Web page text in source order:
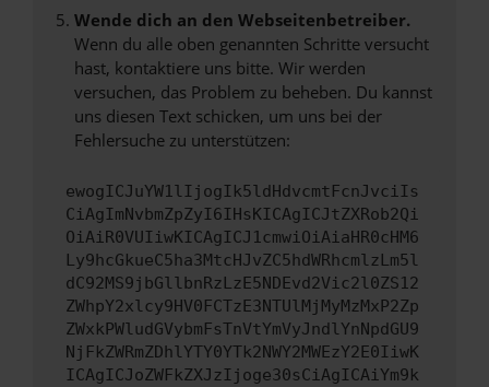
Wende dich an den Webseitenbetreiber.
Wenn du alle oben genannten Schritte versucht
hast, kontaktiere uns bitte. Wir werden
versuchen, das Problem zu beheben. Du kannst
uns diesen Text schicken, um uns bei der
Fehlersuche zu unterstützen:
ewogICJuYW1lIjogIk5ldHdvcmtFcnJvciIs
CiAgImNvbmZpZyI6IHsKICAgICJtZXRob2Qi
OiAiR0VUIiwKICAgICJ1cmwiOiAiaHR0cHM6
Ly9hcGkueC5ha3MtcHJvZC5hdWRhcmlzLm5l
dC92MS9jbGllbnRzLzE5NDEvd2Vic2l0ZS12
ZWhpY2xlcy9HV0FCTzE3NTUlMjMyMzMxP2Zp
ZWxkPWludGVybmFsTnVtYmVyJndlYnNpdGU9
NjFkZWRmZDhlYTY0YTk2NWY2MWEzY2E0IiwK
ICAgICJoZWFkZXJzIjoge30sCiAgICAiYm9k